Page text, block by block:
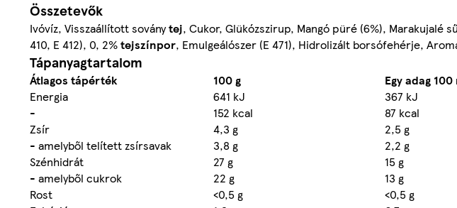
Összetevők
Ivóvíz, Visszaállított soványtej, Cukor, Glükózszirup, Mangó püré (6%), Marakujalé
410, E 412), 0, 2%tejszínpor, Emulgeálószer (E 471), Hidrolizált borsófehérje,
Tápanyagtartalom
Átlagos tápérték 100 g Egy adag 100
Energia
641 kJ
367 kJ
-
152 kcal 87 kcal
Zsír
4,3 g 2,5 g
- amelyből telített zsírsavak
3,8 g 2,2 g
Szénhidrát
27 g 15 g
- amelyből cukrok
22 g 13 g
Rost
<0,5 g <0,5 g